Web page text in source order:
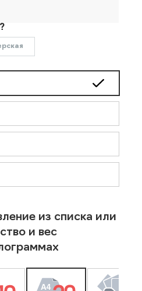
из списка или
и вес